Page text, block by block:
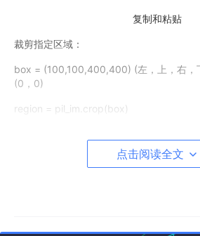
复制和粘贴
裁剪指定区域：
box = (100,100,400,400) (左，上，右，
(0，0)
region = pil_im.crop(box)
旋转后粘贴图像：
点击阅读全文